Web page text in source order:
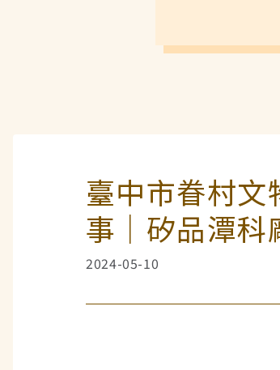
臺中市眷村
事｜矽品潭科
2024-05-10